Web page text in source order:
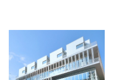
八戸ポータルミュージ
アムはっち の詳細はこ
ちら